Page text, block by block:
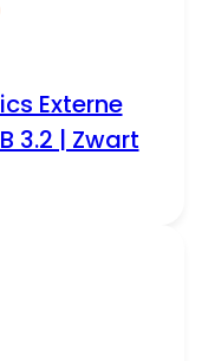
Externe
3.2 | Zwart